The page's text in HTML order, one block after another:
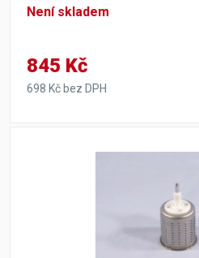
Není skladem
845 Kč
698 Kč bez DPH